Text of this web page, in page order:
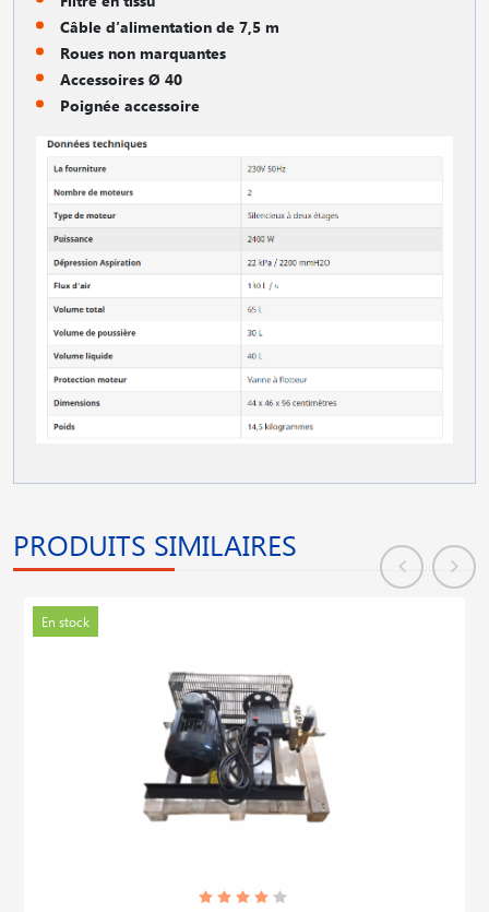
Câble d′alimentation de 7,5 m
Roues non marquantes
Accessoires Ø 40
Poignée accessoire
PRODUITS SIMILAIRES
En stock